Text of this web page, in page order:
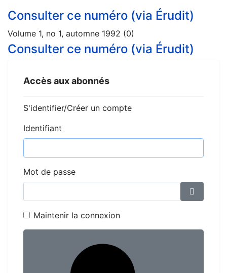
Consulter ce numéro (via Érudit)
Volume 1, no 1, automne 1992 (0)
Consulter ce numéro (via Érudit)
Accès aux abonnés
S'identifier/Créer un compte
Identifiant
Mot de passe
Maintenir la connexion